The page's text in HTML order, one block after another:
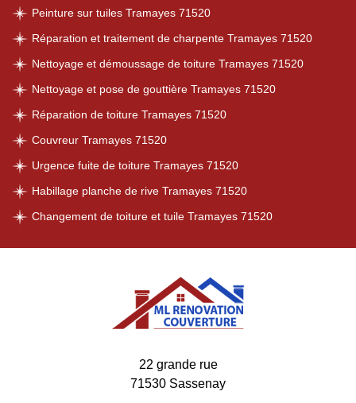
Peinture sur tuiles Tramayes 71520
Réparation et traitement de charpente Tramayes 71520
Nettoyage et démoussage de toiture Tramayes 71520
Nettoyage et pose de gouttière Tramayes 71520
Réparation de toiture Tramayes 71520
Couvreur Tramayes 71520
Urgence fuite de toiture Tramayes 71520
Habillage planche de rive Tramayes 71520
Changement de toiture et tuile Tramayes 71520
22 grande rue
71530 Sassenay